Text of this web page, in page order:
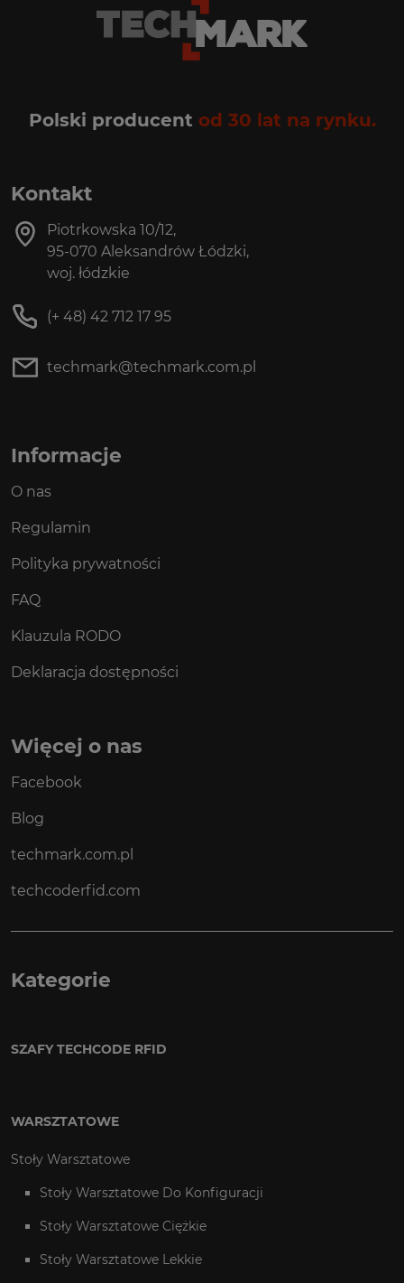
Polski producent od 30 lat na rynku.
Kontakt
Piotrkowska 10/12,
95-070 Aleksandrów Łódzki,
woj. łódzkie
(+ 48) 42 712 17 95
techmark@techmark.com.pl
Informacje
O nas
Regulamin
Polityka prywatności
FAQ
Klauzula RODO
Deklaracja dostępności
Więcej o nas
Facebook
Blog
techmark.com.pl
techcoderfid.com
Kategorie
SZAFY TECHCODE RFID
WARSZTATOWE
Stoły Warsztatowe
Stoły Warsztatowe Do Konfiguracji
Stoły Warsztatowe Ciężkie
Stoły Warsztatowe Lekkie